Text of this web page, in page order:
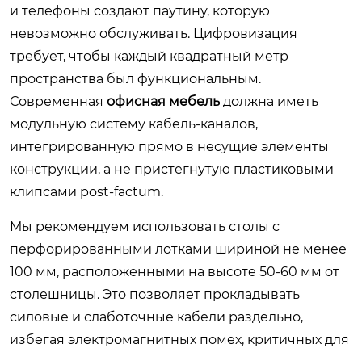
и телефоны создают паутину, которую
невозможно обслуживать. Цифровизация
требует, чтобы каждый квадратный метр
пространства был функциональным.
Современная офисная мебель должна иметь
модульную систему кабель-каналов,
интегрированную прямо в несущие элементы
конструкции, а не пристегнутую пластиковыми
клипсами post-factum.
Мы рекомендуем использовать столы с
перфорированными лотками шириной не менее
100 мм, расположенными на высоте 50-60 мм от
столешницы. Это позволяет прокладывать
силовые и слаботочные кабели раздельно,
избегая электромагнитных помех, критичных для